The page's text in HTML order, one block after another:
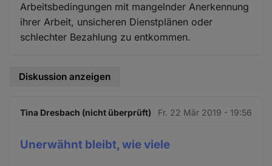
Arbeitsbedingungen mit mangelnder Anerkennung
ihrer Arbeit, unsicheren Dienstplänen oder
schlechter Bezahlung zu entkommen.
Diskussion anzeigen
Tina Dresbach (nicht überprüft) Fr. 22 Mär 2019 - 19:56
Unerwähnt bleibt, wie viele